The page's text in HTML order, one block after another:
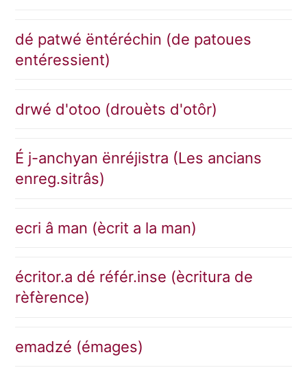
dé patwé ëntéréchin (de patoues
entéressient)
drwé d'otoo (drouèts d'otôr)
É j-anchyan ënréjistra (Les ancians
enreg.sitrâs)
ecri â man (ècrit a la man)
écritor.a dé référ.inse (ècritura de
rèfèrence)
emadzé (émages)